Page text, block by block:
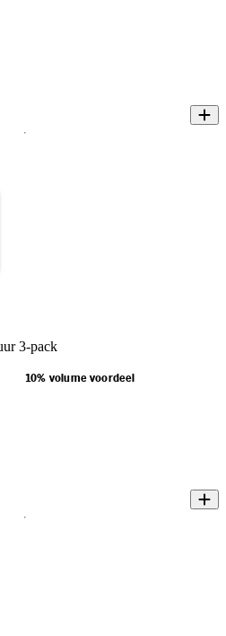
3-pack
10% volume voordeel